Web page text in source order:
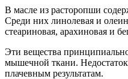
В масле из расторопши
Среди них линолевая и
стеариновая, арахиновая и
Эти вещества
мышечной ткани.
плачевным результатам.